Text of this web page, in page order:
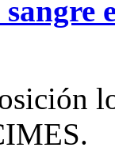
sangre